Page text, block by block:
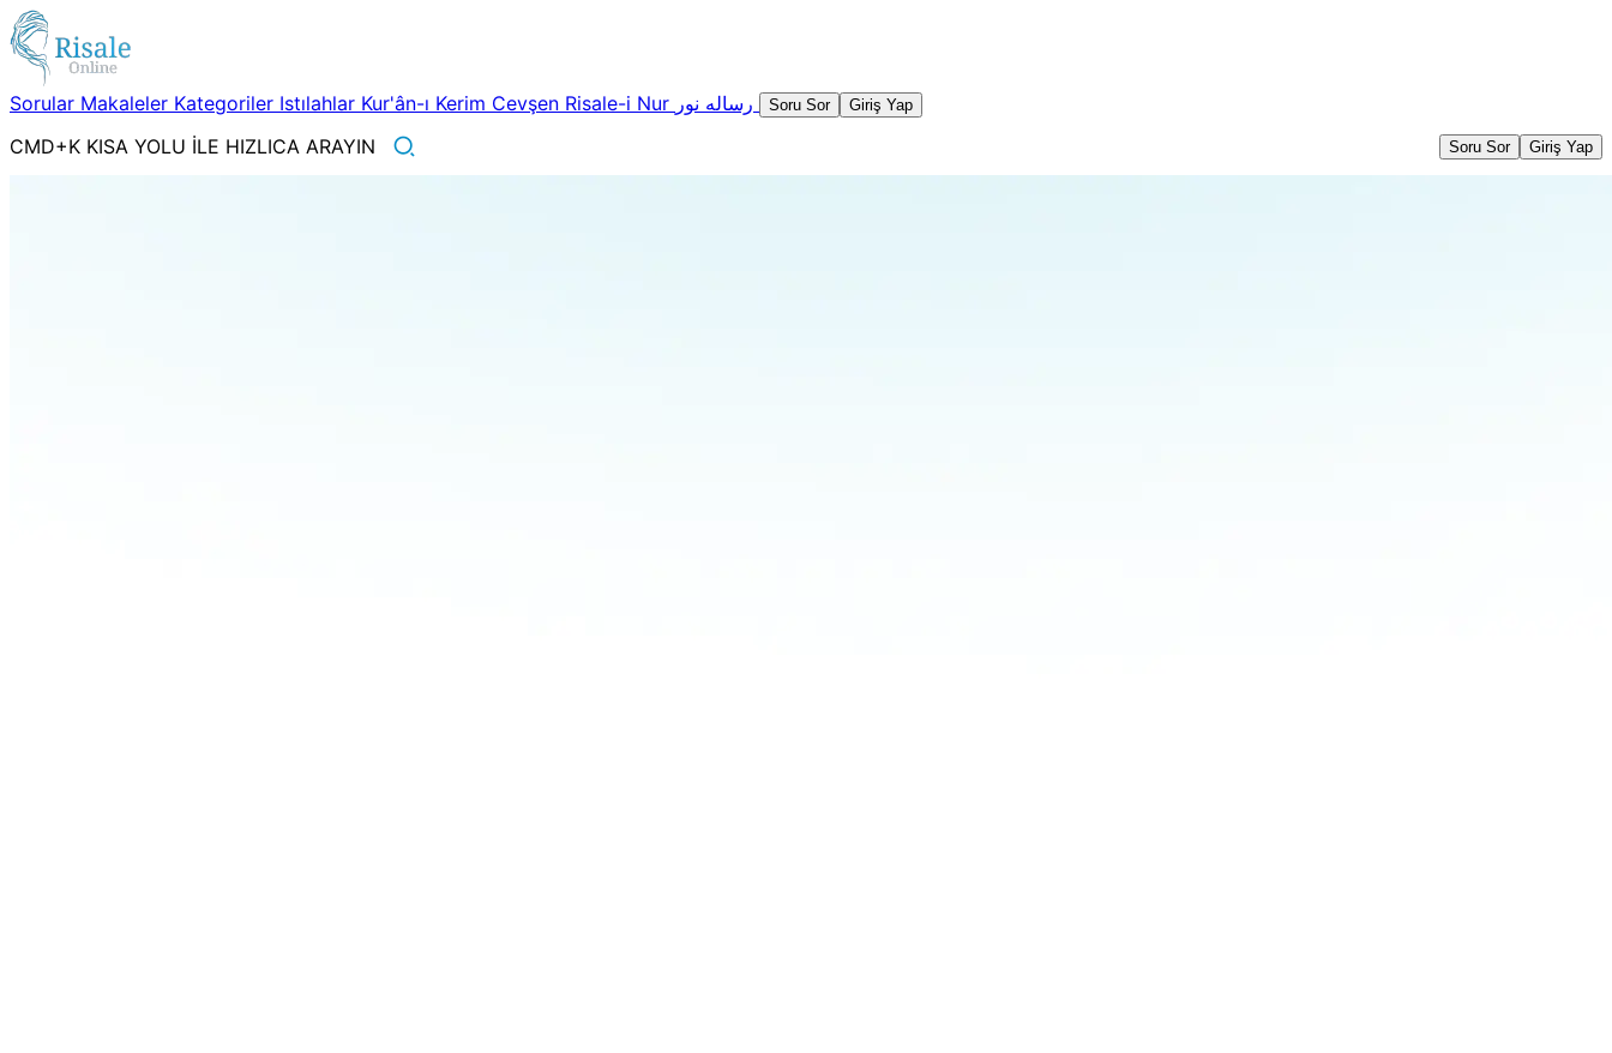
Sorular Makaleler Kategoriler Istılahlar Kur'ân-ı Kerim Cevşen Risale-i Nur Soru Sor Giriş Yap
CMD+K KISA YOLU İLE HIZLICA ARAYIN Soru Sor Giriş Yap